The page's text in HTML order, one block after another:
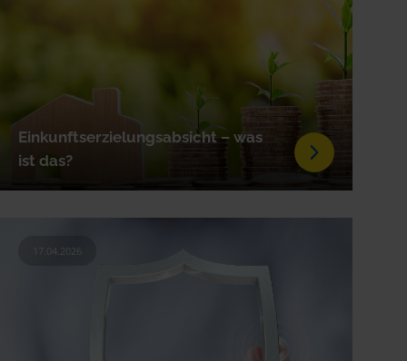
Einkunftserzielungsabsicht – was
ist das?
17.04.2026